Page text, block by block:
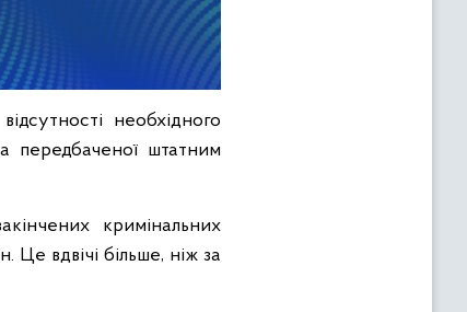
необхідного
передбаченої штатним
кримінальних
вдвічі більше, ніж за